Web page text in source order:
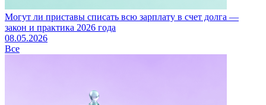
Могут ли приставы списать всю зарплату в счет долга —
закон и практика 2026 года
08.05.2026
Все